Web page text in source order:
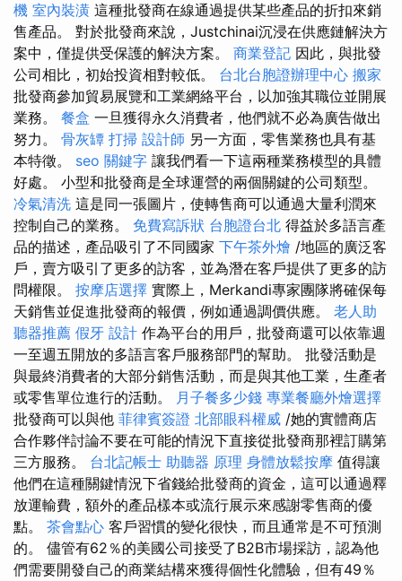
機 室內裝潢 這種批發商在線通過提供某些產品的折扣來銷
售產品。 對於批發商來說，Justchinai沉浸在供應鏈解決方
案中，僅提供受保護的解決方案。 商業登記 因此，與批發
公司相比，初始投資相對較低。 台北台胞證辦理中心 搬家
批發商參加貿易展覽和工業網絡平台，以加強其職位並開展
業務。 餐盒 一旦獲得永久消費者，他們就不必為廣告做出
努力。 骨灰罈 打掃 設計師 另一方面，零售業務也具有基
本特徵。 seo 關鍵字 讓我們看一下這兩種業務模型的具體
好處。 小型和批發商是全球運營的兩個關鍵的公司類型。
冷氣清洗 這是同一張圖片，使轉售商可以通過大量利潤來
控制自己的業務。 免費寫訴狀 台胞證台北 得益於多語言產
品的描述，產品吸引了不同國家 下午茶外燴 /地區的廣泛客
戶，賣方吸引了更多的訪客，並為潛在客戶提供了更多的訪
問權限。 按摩店選擇 實際上，Merkandi專家團隊將確保每
天銷售並促進批發商的報價，例如通過調價供應。 老人助
聽器推薦 假牙 設計 作為平台的用戶，批發商還可以依靠週
一至週五開放的多語言客戶服務部門的幫助。 批發活動是
與最終消費者的大部分銷售活動，而是與其他工業，生產者
或零售單位進行的活動。 月子餐多少錢 專業餐廳外燴選擇
批發商可以與他 菲律賓簽證 北部眼科權威 /她的實體商店
合作夥伴討論不要在可能的情況下直接從批發商那裡訂購第
三方服務。 台北記帳士 助聽器 原理 身體放鬆按摩 值得讓
他們在這種關鍵情況下省錢給批發商的資金，這可以通過釋
放運輸費，額外的產品樣本或流行展示來感謝零售商的優
點。 茶會點心 客戶習慣的變化很快，而且通常是不可預測
的。 儘管有62％的美國公司接受了B2B市場採訪，認為他
們需要開發自己的商業結構來獲得個性化體驗，但有49％